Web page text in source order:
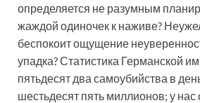
определяется не разумным
жаждой одиночек к наживе?
беспокоит ощущение
упадка? Статистика Германской
пятьдесят два самоубийства в
шестьдесят пять миллионов; у нас